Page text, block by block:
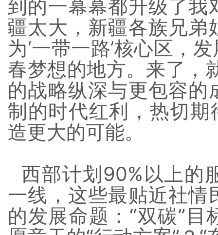
到的一幕幕都升级了我
疆太大，新疆各族兄弟
为‘一带一路’核心区，
春梦想的地方。来了，
的战略纵深与更包容
制的时代红利，热切期
造更大的可能。
西部计划90%以上的
一线，这些最贴近社
的发展命题：“双碳”